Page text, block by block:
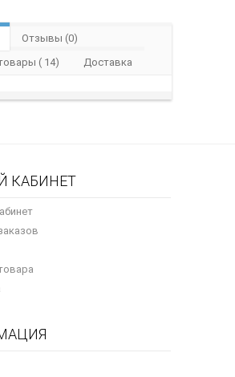
Отзывы (0)
( 14)
Доставка
КАБИНЕТ